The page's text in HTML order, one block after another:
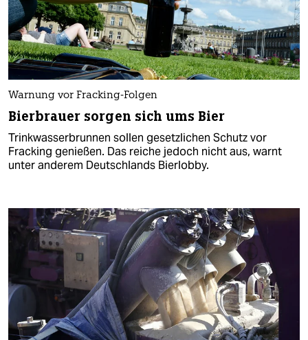
Warnung vor Fracking-Folgen
Bierbrauer sorgen sich ums Bier
Trinkwasserbrunnen sollen gesetzlichen Schutz vor
Fracking genießen. Das reiche jedoch nicht aus, warnt
unter anderem Deutschlands Bierlobby.